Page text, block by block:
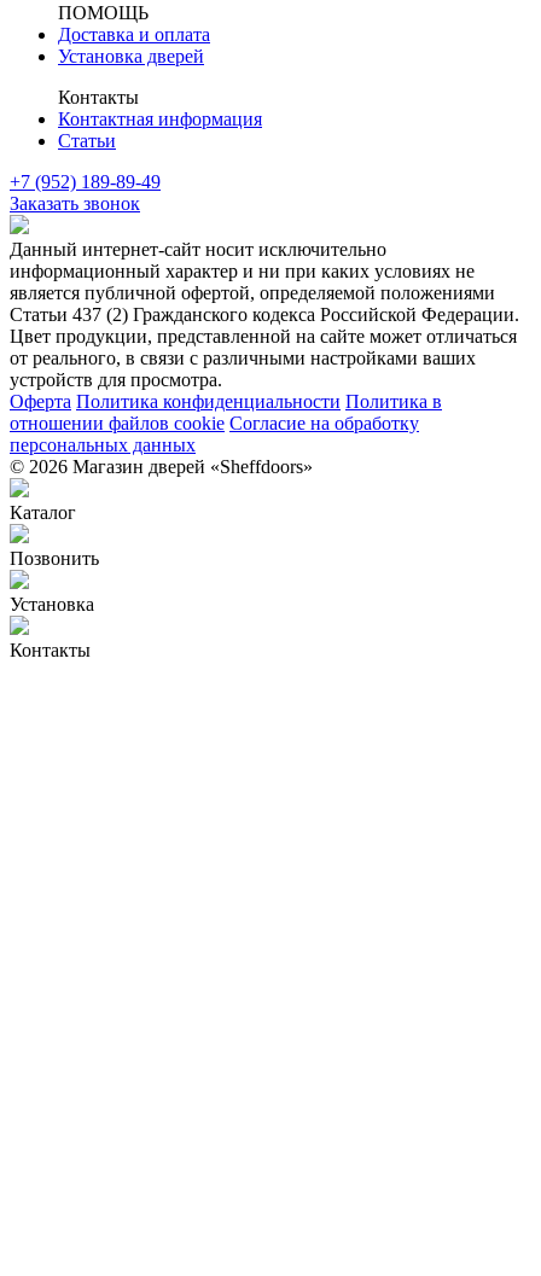
ПОМОЩЬ
Доставка и оплата
Установка дверей
Контакты
Контактная информация
Статьи
+7 (952) 189-89-49
Заказать звонок
Данный интернет-сайт носит исключительно
информационный характер и ни при каких условиях не
является публичной офертой, определяемой положениями
Статьи 437 (2) Гражданского кодекса Российской Федерации.
Цвет продукции, представленной на сайте может отличаться
от реального, в связи с различными настройками ваших
устройств для просмотра.
Оферта Политика конфиденциальности Политика в
отношении файлов cookie Согласие на обработку
персональных данных
© 2026 Магазин дверей «Sheffdoors»
Каталог
Позвонить
Установка
Контакты